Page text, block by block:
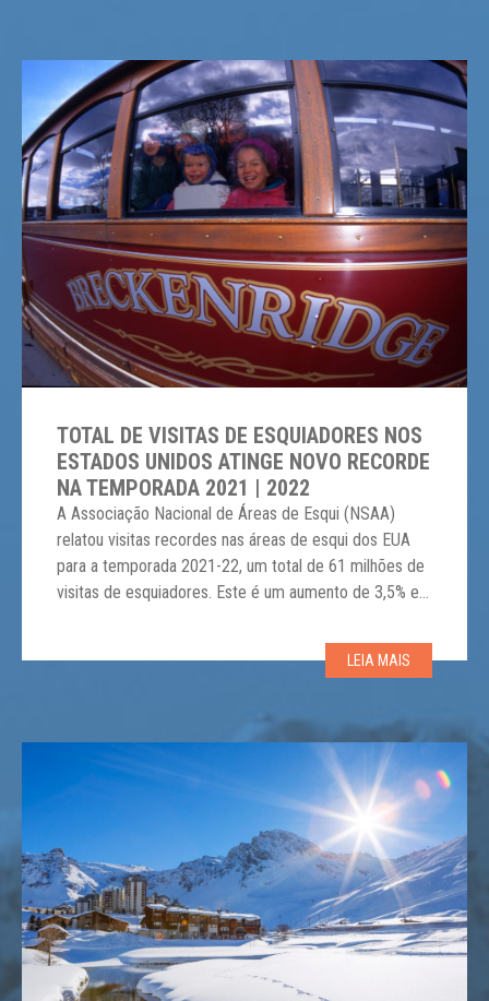
TOTAL DE VISITAS DE ESQUIADORES NOS
ESTADOS UNIDOS ATINGE NOVO RECORDE
NA TEMPORADA 2021 | 2022
A Associação Nacional de Áreas de Esqui (NSAA)
relatou visitas recordes nas áreas de esqui dos EUA
para a temporada 2021-22, um total de 61 milhões de
visitas de esquiadores. Este é um aumento de 3,5% em
esqui e o snowboard se recuperaram após a pandemia
LEIA MAIS